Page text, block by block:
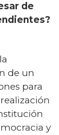
de
de un
para
y